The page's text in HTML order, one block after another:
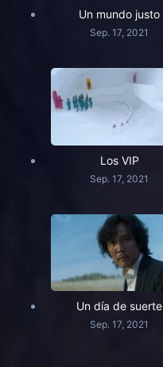
Un mundo justo
Sep. 17, 2021
Los VIP
Sep. 17, 2021
Un día de suerte
Sep. 17, 2021